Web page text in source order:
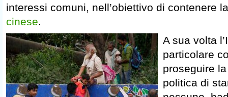
interessi comuni, nell’obiettivo di contenere
cinese.
A sua volta
particolare
proseguire
politica di